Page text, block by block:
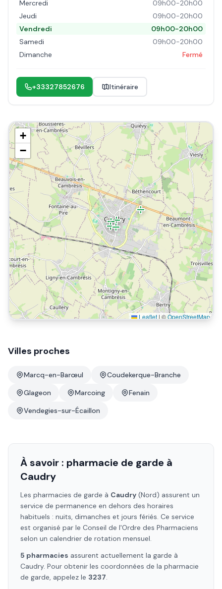
Mercredi
09h00-20h00
Jeudi
09h00-20h00
Vendredi
09h00-20h00
Samedi
09h00-20h00
Dimanche
Fermé
+33327852676 Itinéraire
+
−
Leaflet | ©OpenStreetMap
Villes proches
Marcq-en-Barœul
Coudekerque-Branche
Glageon
Marcoing
Fenain
Vendegies-sur-Écaillon
À savoir : pharmacie de garde à
Caudry
Les pharmacies de garde à Caudry (Nord) assurent un
service de permanence en dehors des horaires
habituels : nuits, dimanches et jours fériés. Ce service
est organisé par le Conseil de l'Ordre des Pharmaciens
selon un calendrier de rotation mensuel.
5 pharmacies assurent actuellement la garde à
Caudry. Pour obtenir les coordonnées de la pharmacie
de garde, appelez le 3237.